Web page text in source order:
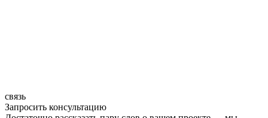
связь
Запросить консультацию